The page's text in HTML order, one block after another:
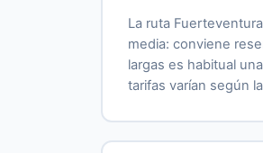
La ruta
media: conviene
largas es habitual
tarifas varían según